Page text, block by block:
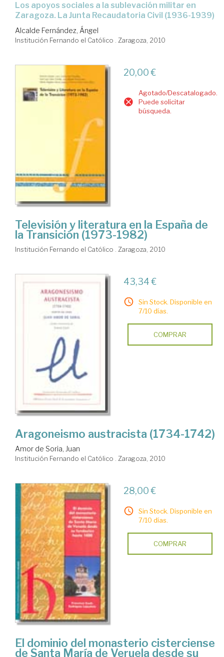
los apoyos sociales a la sublevación militar en
Zaragoza. La Junta Recaudatoria Civil (1936-1939)
Alcalde Fernández, Ángel
Institución Fernando el Católico . Zaragoza, 2010
20,00 €
Agotado/Descatalogado.
Puede solicitar
búsqueda.
Televisión y literatura en la España de
la Transición (1973-1982)
Institución Fernando el Católico . Zaragoza, 2010
43,34 €
Sin Stock. Disponible en
7/10 días.
COMPRAR
Aragoneismo austracista (1734-1742)
Amor de Soria, Juan
Institución Fernando el Católico . Zaragoza, 2010
28,00 €
Sin Stock. Disponible en
7/10 días.
COMPRAR
El dominio del monasterio cisterciense
de Santa María de Veruela desde su